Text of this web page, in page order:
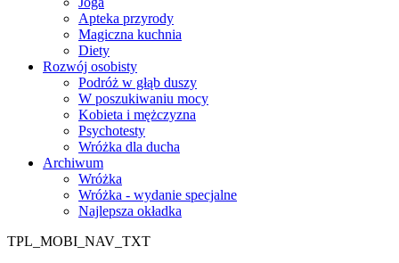
Apteka przyrody
Magiczna kuchnia
Diety
Rozwój osobisty
Podróż w głąb duszy
W poszukiwaniu mocy
Kobieta i mężczyzna
Psychotesty
Wróżka dla ducha
Archiwum
Wróżka
Wróżka - wydanie specjalne
Najlepsza okładka
TPL_MOBI_NAV_TXT